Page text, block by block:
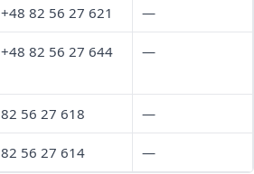
+48 82 56 27 621 —
+48 82 56 27 644 —
82 56 27 618 —
82 56 27 614 —